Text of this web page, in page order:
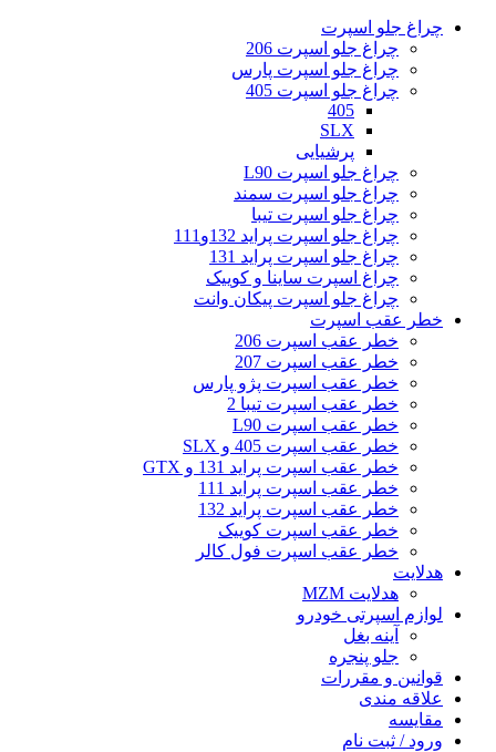
چراغ جلو اسپرت
چراغ جلو اسپرت 206
چراغ جلو اسپرت پارس
چراغ جلو اسپرت 405
405
SLX
پرشیایی
چراغ جلو اسپرت L90
چراغ جلو اسپرت سمند
چراغ جلو اسپرت تیبا
چراغ جلو اسپرت پراید 132و111
چراغ جلو اسپرت پراید 131
چراغ اسپرت ساینا و کوییک
چراغ جلو اسپرت پیکان وانت
خطر عقب اسپرت
خطر عقب اسپرت 206
خطر عقب اسپرت 207
خطر عقب اسپرت پژو پارس
خطر عقب اسپرت تیبا 2
خطر عقب اسپرت L90
خطر عقب اسپرت 405 و SLX
خطر عقب اسپرت پراید 131 و GTX
خطر عقب اسپرت پراید 111
خطر عقب اسپرت پراید 132
خطر عقب اسپرت کوییک
خطر عقب اسپرت فول کالر
هدلایت
هدلایت MZM
لوازم اسپرتی خودرو
آینه بغل
جلو پنجره
قوانین و مقررات
علاقه مندی
مقایسه
ورود / ثبت نام